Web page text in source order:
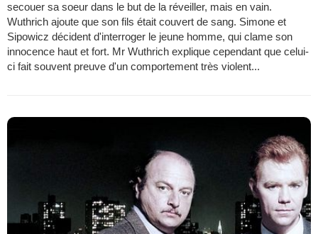
secouer sa soeur dans le but de la réveiller, mais en vain.
Wuthrich ajoute que son fils était couvert de sang. Simone et
Sipowicz décident d'interroger le jeune homme, qui clame son
innocence haut et fort. Mr Wuthrich explique cependant que celui-
ci fait souvent preuve d'un comportement très violent...